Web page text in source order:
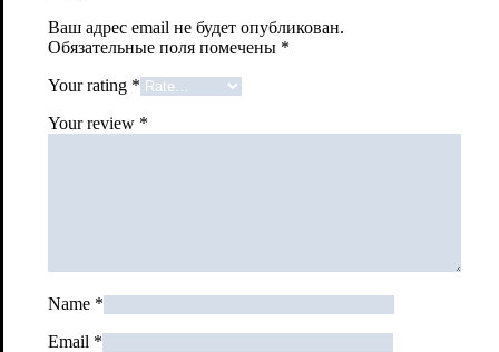
Ваш адрес email не будет опубликован.
Обязательные поля помечены *
Your rating *
Your review *
Name *
Email *